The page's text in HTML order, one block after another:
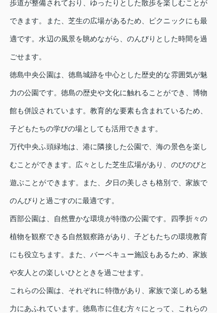
歩道が整備されており、ゆったりとした散歩を楽しむことが
できます。また、芝生の広場があるため、ピクニックにも最
適です。水辺の風景を眺めながら、のんびりとした時間を過
ごせます。
徳島中央公園は、徳島城跡を中心とした歴史的な雰囲気が魅
力の公園です。徳島の歴史や文化に触れることができ、博物
館も併設されています。教育的な要素も含まれているため、
子どもたちの学びの場としても活用できます。
万代中央ふ頭緑地は、港に隣接した公園で、海の景色を楽し
むことができます。広々とした芝生広場があり、のびのびと
遊ぶことができます。また、夕日の美しさも格別で、家族で
のんびりと過ごすのに最適です。
西部公園は、自然豊かな環境が特徴の公園です。四季折々の
植物を観察できる自然観察路があり、子どもたちの環境教育
にも役立ちます。また、バーベキュー施設もあるため、家族
や友人との楽しいひとときを過ごせます。
これらの公園は、それぞれに特徴があり、家族で楽しめる魅
力にあふれています。徳島市に住む方々にとって、これらの